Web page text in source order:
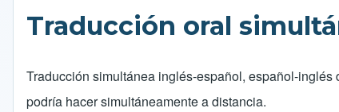
Traducción oral
Traducción simultánea inglés-español, español-
podría hacer simultáneamente a distancia.